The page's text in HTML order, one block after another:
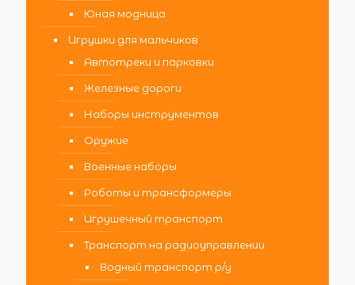
Юная модница
Игрушки для мальчиков
Автотреки и парковки
Железные дороги
Наборы инструментов
Оружие
Военные наборы
Роботы и трансформеры
Игрушечный транспорт
Транспорт на радиоуправлении
Водный транспорт р/у